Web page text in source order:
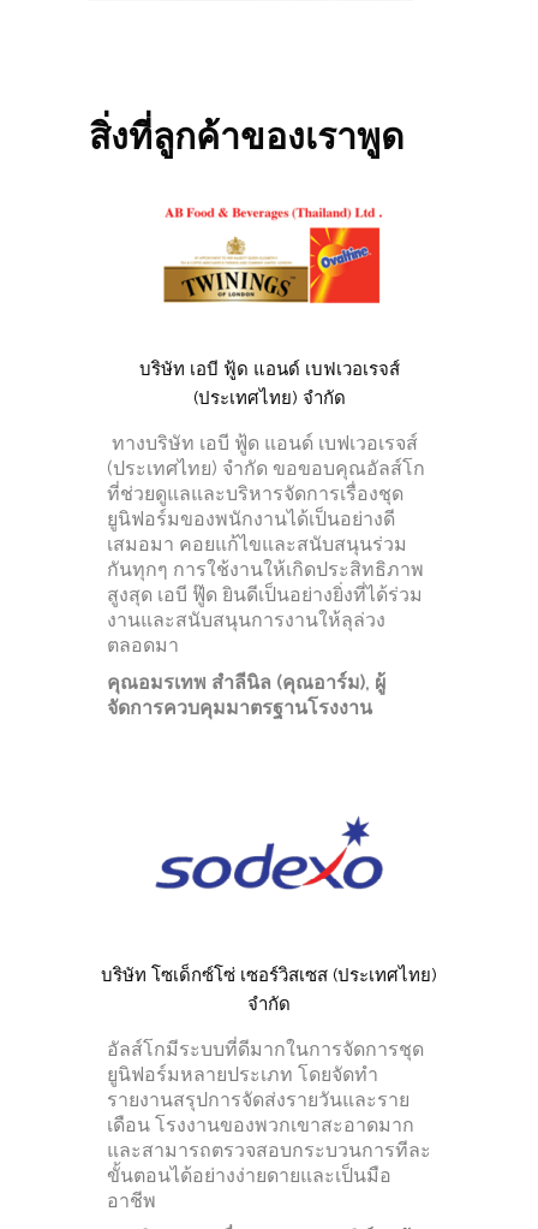
สิ่งที่ลูกค้าของเราพูด
บริษัท เอบี ฟู้ด แอนด์ เบฟเวอเรจส์
(ประเทศไทย) จำกัด
ทางบริษัท เอบี ฟู้ด แอนด์ เบฟเวอเรจส์
(ประเทศไทย) จำกัด ขอขอบคุณอัลส์โก
ที่ช่วยดูแลและบริหารจัดการเรื่องชุด
ยูนิฟอร์มของพนักงานได้เป็นอย่างดี
เสมอมา คอยแก้ไขและสนับสนุนร่วม
กันทุกๆ การใช้งานให้เกิดประสิทธิภาพ
สูงสุด เอบี ฟู๊ด ยินดีเป็นอย่างยิ่งที่ได้ร่วม
งานและสนับสนุนการงานให้ลุล่วง
ตลอดมา
คุณอมรเทพ สำลีนิล (คุณอาร์ม), ผู้
จัดการควบคุมมาตรฐานโรงงาน
บริษัท โซเด็กซ์โซ่ เซอร์วิสเซส (ประเทศไทย)
จำกัด
อัลส์โกมีระบบที่ดีมากในการจัดการชุด
ยูนิฟอร์มหลายประเภท โดยจัดทำ
รายงานสรุปการจัดส่งรายวันและราย
เดือน โรงงานของพวกเขาสะอาดมาก
และสามารถตรวจสอบกระบวนการทีละ
ขั้นตอนได้อย่างง่ายดายและเป็นมือ
อาชีพ